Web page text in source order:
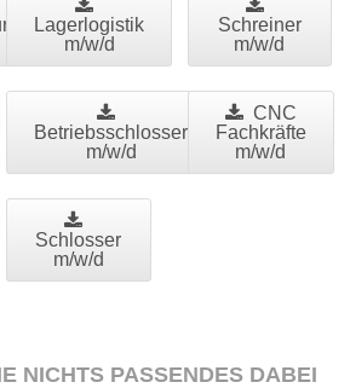
Lagerlogistik
m/w/d
Schreiner
m/w/d
Betriebsschlosser
m/w/d
CNC
Fachkräfte
m/w/d
Schlosser
m/w/d
NICHTS PASSENDES DABEI